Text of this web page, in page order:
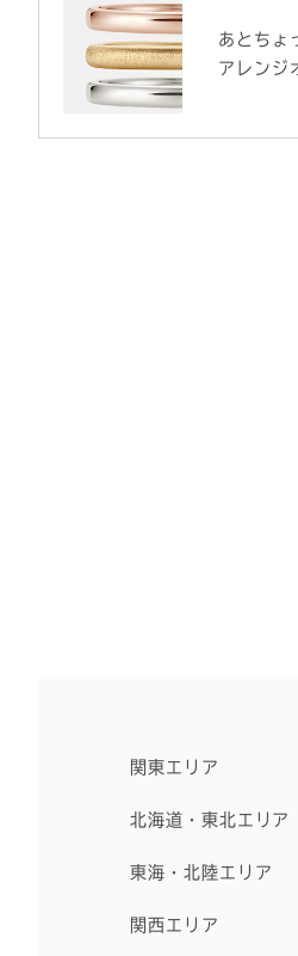
あとちょ
アレンジ
関東エリア
北海道・東北エリア
東海・北陸エリア
関西エリア